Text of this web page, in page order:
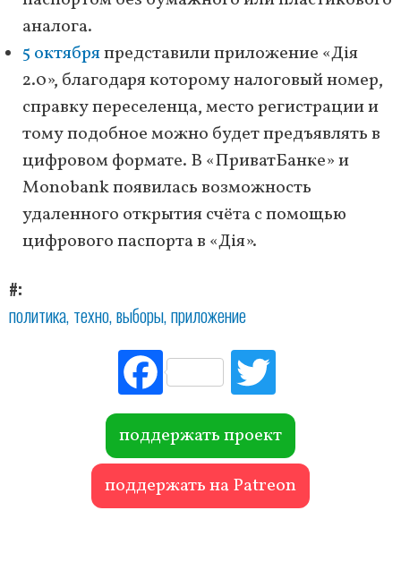
аналога.
5 октябряпредставили приложение «Дія
2.0», благодаря которому налоговый номер,
справку переселенца, место регистрации и
тому подобное можно будет предъявлять в
цифровом формате. В «ПриватБанке» и
Monobank появилась возможность
удаленного открытия счёта с помощью
цифрового паспорта в «Дія».
#
политика техно выборы приложение
Fac
ebo
ok r
поддержать проект
поддержать на Patreon